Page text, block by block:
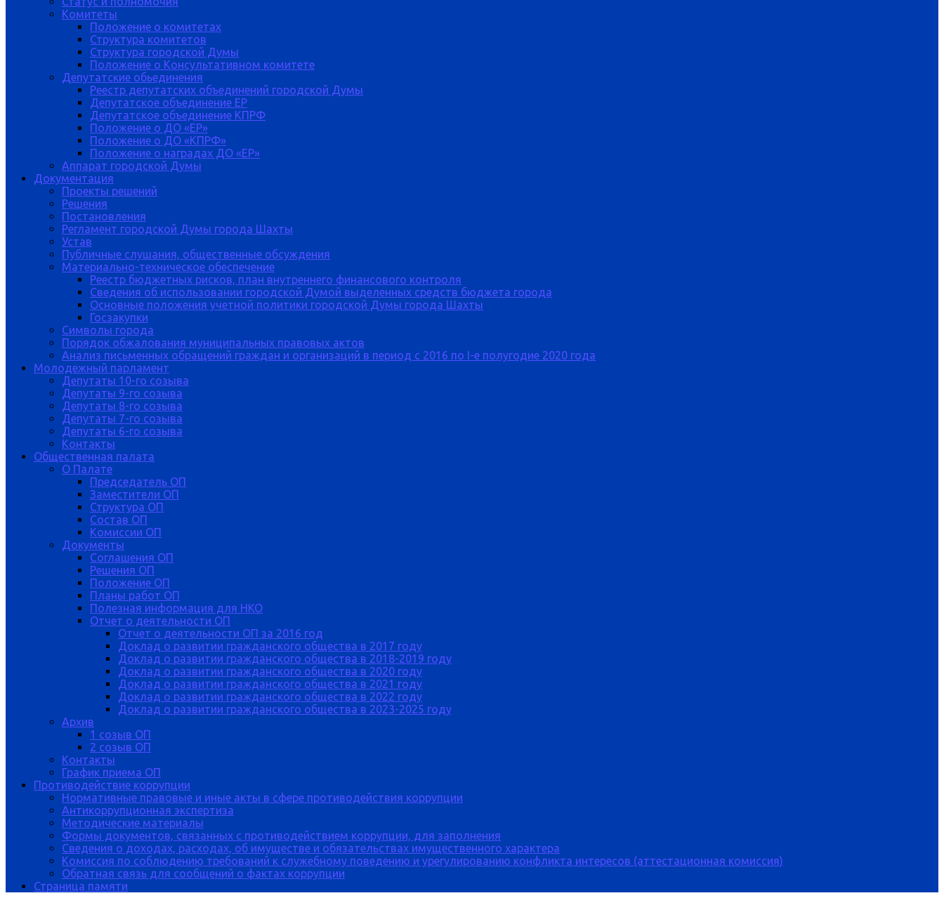
Комитеты
Положение о комитетах
Структура комитетов
Структура городской Думы
Положение о Консультативном комитете
Депутатские обьединения
Реестр депутатских объединений городской Думы
Депутатское объединение ЕР
Депутатское объединение КПРФ
Положение о ДО «ЕР»
Положение о ДО «КПРФ»
Положение о наградах ДО «ЕР»
Аппарат городской Думы
Документация
Проекты решений
Решения
Постановления
Регламент городской Думы города Шахты
Устав
Публичные слушания, общественные обсуждения
Материально-техническое обеспечение
Реестр бюджетных рисков, план внутреннего финансового контроля
Сведения об использовании городской Думой выделенных средств бюджета города
Основные положения учетной политики городской Думы города Шахты
Госзакупки
Символы города
Порядок обжалования муниципальных правовых актов
Анализ письменных обращений граждан и организаций в период с 2016 по I-е полугодие 2020 года
Молодежный парламент
Депутаты 10-го созыва
Депутаты 9-го созыва
Депутаты 8-го созыва
Депутаты 7-го созыва
Депутаты 6-го созыва
Контакты
Общественная палата
О Палате
Председатель ОП
Заместители ОП
Структура ОП
Состав ОП
Комиссии ОП
Документы
Соглашения ОП
Решения ОП
Положение ОП
Планы работ ОП
Полезная информация для НКО
Отчет о деятельности ОП
Отчет о деятельности ОП за 2016 год
Доклад о развитии гражданского общества в 2017 году
Доклад о развитии гражданского общества в 2018-2019 году
Доклад о развитии гражданского общества в 2020 году
Доклад о развитии гражданского общества в 2021 году
Доклад о развитии гражданского общества в 2022 году
Доклад о развитии гражданского общества в 2023-2025 году
Архив
1 созыв ОП
2 созыв ОП
Контакты
График приема ОП
Противодействие коррупции
Нормативные правовые и иные акты в сфере противодействия коррупции
Антикоррупционная экспертиза
Методические материалы
Формы документов, связанных с противодействием коррупции, для заполнения
Сведения о доходах, расходах, об имуществе и обязательствах имущественного характера
Комиссия по соблюдению требований к служебному поведению и урегулированию конфликта интересов (аттестационная комиссия)
Обратная связь для сообщений о фактах коррупции
Страница памяти